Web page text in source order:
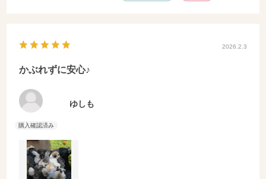
2026.2.3
かぶれずに安心♪
ゆしも